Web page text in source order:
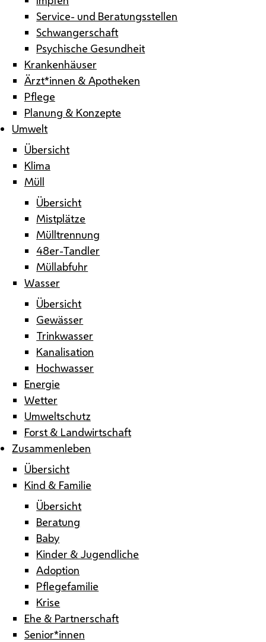
Service- und Beratungsstellen
Schwangerschaft
Psychische Gesundheit
Krankenhäuser
Ärzt*innen & Apotheken
Pflege
Planung & Konzepte
Umwelt
Übersicht
Klima
Müll
Übersicht
Mistplätze
Mülltrennung
48er-Tandler
Müllabfuhr
Wasser
Übersicht
Gewässer
Trinkwasser
Kanalisation
Hochwasser
Energie
Wetter
Umweltschutz
Forst & Landwirtschaft
Zusammenleben
Übersicht
Kind & Familie
Übersicht
Beratung
Baby
Kinder & Jugendliche
Adoption
Pflegefamilie
Krise
Ehe & Partnerschaft
Senior*innen